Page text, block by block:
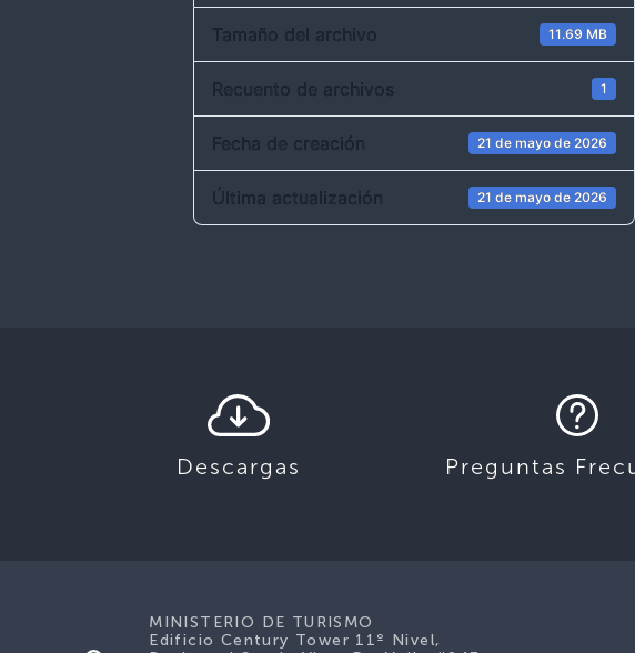
Tamaño del archivo 11.69 MB
Recuento de archivos 1
Fecha de creación 21 de mayo de 2026
Última actualización 21 de mayo de 2026
Descargas Preguntas
MINISTERIO DE TURISMO
Edificio Century Tower 11º Nivel,